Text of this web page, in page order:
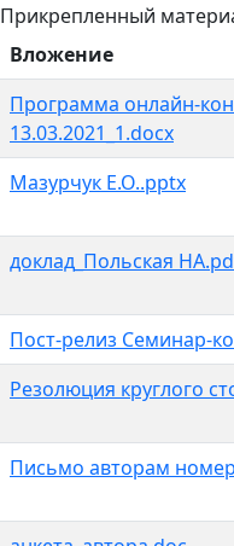
Прикрепленный
Вложение
Программа онлайн-
13.03.2021_1.docx
Мазурчук Е.О..pptx
доклад_Польская
Пост-релиз Семинар-
Резолюция круглого
Письмо авторам